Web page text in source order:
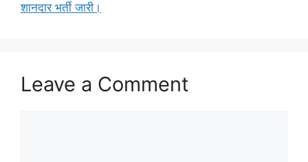
शानदार भर्ती जारी।
Leave a Comment